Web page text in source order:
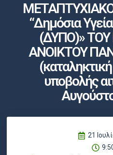
“Δημόσια
(ΔΥΠΟ)»
ΑΝΟΙΚΤΟΥ
υποβολής
21